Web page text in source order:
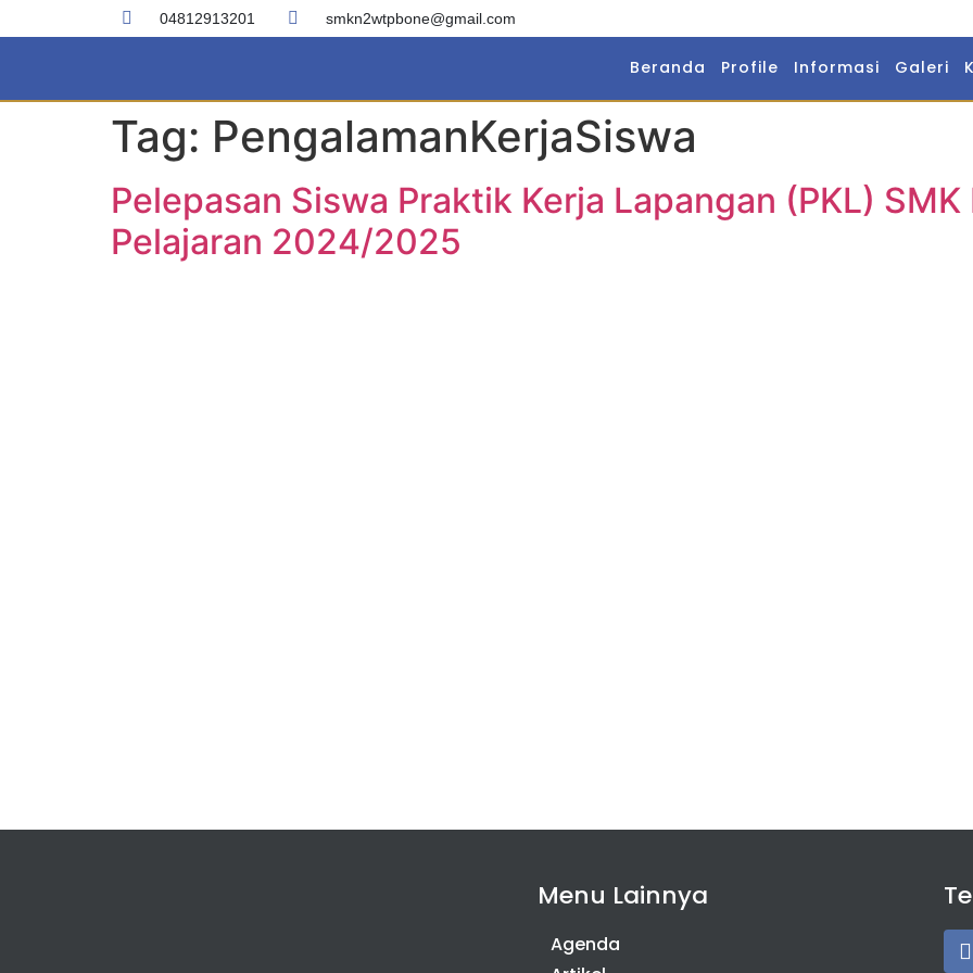
04812913201 smkn2wtpbone@gmail.com
Beranda Profile Informasi Galeri
Tag: PengalamanKerjaSiswa
Pelepasan Siswa Praktik Kerja Lapangan (PKL)
Pelajaran 2024/2025
Menu Lainnya
Agenda